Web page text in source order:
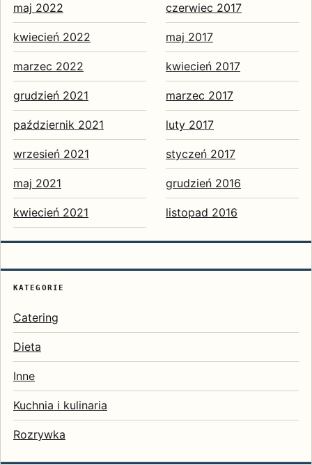
maj 2022
kwiecień 2022
marzec 2022
grudzień 2021
październik 2021
wrzesień 2021
maj 2021
kwiecień 2021
czerwiec 2017
maj 2017
kwiecień 2017
marzec 2017
luty 2017
styczeń 2017
grudzień 2016
listopad 2016
KATEGORIE
Catering
Dieta
Inne
Kuchnia i kulinaria
Rozrywka